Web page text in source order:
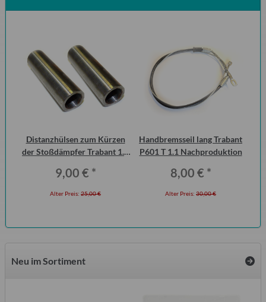
Distanzhülsen zum Kürzen
der Stoßdämpfer Trabant 1.1
9,00 € *
Alter Preis: 25,00 €
Handbremsseil lang Trabant
P601 T 1.1 Nachproduktion
8,00 € *
Alter Preis: 30,00 €
Neu im Sortiment